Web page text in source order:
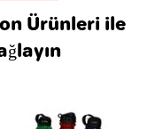
Ürünleri ile